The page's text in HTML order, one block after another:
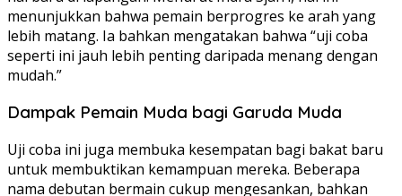
menunjukkan bahwa pemain berprogres ke arah yang
lebih matang. Ia bahkan mengatakan bahwa “uji coba
seperti ini jauh lebih penting daripada menang dengan
mudah.”
Dampak Pemain Muda bagi Garuda Muda
Uji coba ini juga membuka kesempatan bagi bakat baru
untuk membuktikan kemampuan mereka. Beberapa
nama debutan bermain cukup mengesankan, bahkan